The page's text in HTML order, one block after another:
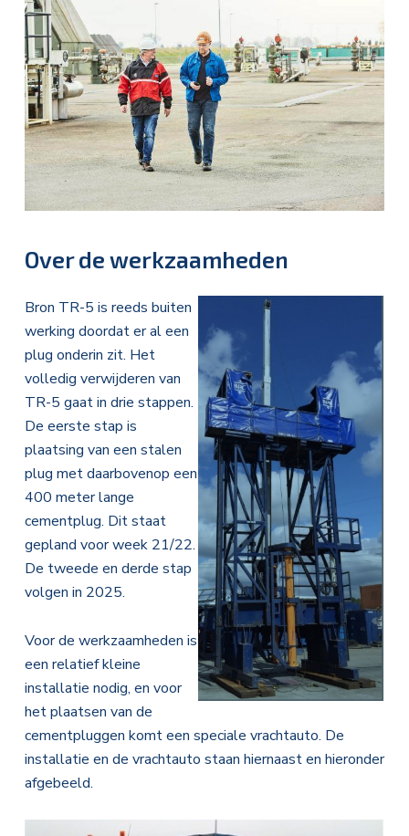
Over de werkzaamheden
Bron TR-5 is reeds buiten
werking doordat er al een
plug onderin zit. Het
volledig verwijderen van
TR-5 gaat in drie stappen.
De eerste stap is
plaatsing van een stalen
plug met daarbovenop een
400 meter lange
cementplug. Dit staat
gepland voor week 21/22.
De tweede en derde stap
volgen in 2025.
Voor de werkzaamheden is
een relatief kleine
installatie nodig, en voor
het plaatsen van de
cementpluggen komt een speciale vrachtauto. De
installatie en de vrachtauto staan hiernaast en hieronder
afgebeeld.